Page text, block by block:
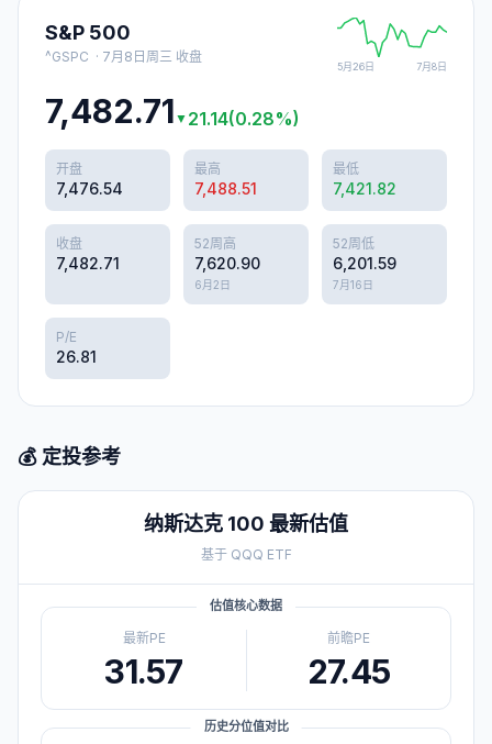
S&P 500
^GSPC · 7月8日周三 收盘
5月26日 7月8日
7,482.71 ▼ 21.14(0.28%)
开盘
7,476.54
最高
7,488.51
最低
7,421.82
收盘
7,482.71
52周高
7,620.90
6月2日
52周低
6,201.59
7月16日
P/E
26.81
💰 定投参考
纳斯达克 100 最新估值
基于 QQQ ETF
估值核心数据
最新PE
31.57
前瞻PE
27.45
历史分位值对比